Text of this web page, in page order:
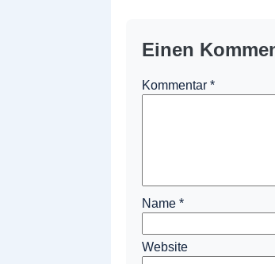
Einen
Kommentar *
Name *
Website